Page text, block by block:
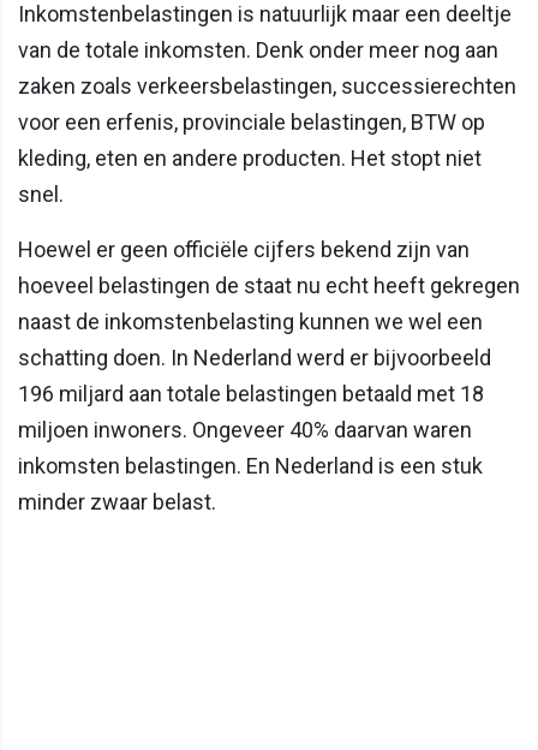
Inkomstenbelastingen is natuurlijk maar een deeltje
van de totale inkomsten. Denk onder meer nog aan
zaken zoals verkeersbelastingen, successierechten
voor een erfenis, provinciale belastingen, BTW op
kleding, eten en andere producten. Het stopt niet
snel.
Hoewel er geen officiële cijfers bekend zijn van
hoeveel belastingen de staat nu echt heeft gekregen
naast de inkomstenbelasting kunnen we wel een
schatting doen. In Nederland werd er bijvoorbeeld
196 miljard aan totale belastingen betaald met 18
miljoen inwoners. Ongeveer 40% daarvan waren
inkomsten belastingen. En Nederland is een stuk
minder zwaar belast.